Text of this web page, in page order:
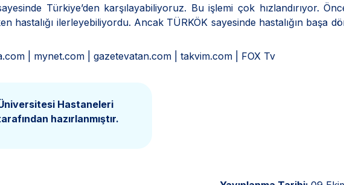
Türkiye’den karşılayabiliyoruz. Bu işlemi çok hızlandırıyor.
hastalığı ilerleyebiliyordu. Ancak TÜRKÖK sayesinde hastalığın başa
| mynet.com | gazetevatan.com | takvim.com | FOX Tv
Hastaneleri
hazırlanmıştır.